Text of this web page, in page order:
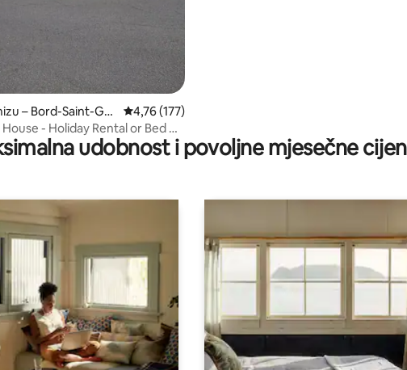
– Bord-Saint-Ge
Prosječna ocjena: 4,76/5, recenzija: 177
4,76 (177)
- Holiday Rental or Bed &
udobnost i povoljne mjesečne